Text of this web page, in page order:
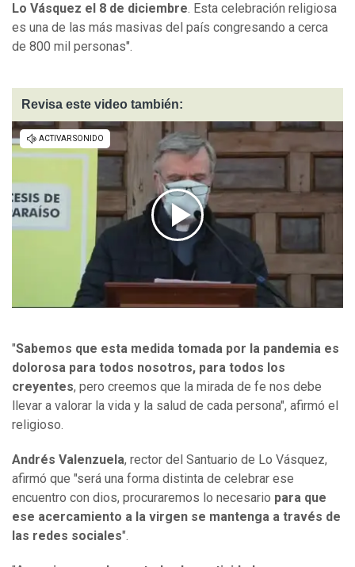
Lo Vásquez el 8 de diciembre. Esta celebración religiosa
es una de las más masivas del país congresando a cerca
de 800 mil personas".
Revisa este video también:
"Sabemos que esta medida tomada por la pandemia es
dolorosa para todos nosotros, para todos los
creyentes, pero creemos que la mirada de fe nos debe
llevar a valorar la vida y la salud de cada persona", afirmó el
religioso.
Andrés Valenzuela, rector del Santuario de Lo Vásquez,
afirmó que "será una forma distinta de celebrar ese
encuentro con dios, procuraremos lo necesario para que
ese acercamiento a la virgen se mantenga a través de
las redes sociales".